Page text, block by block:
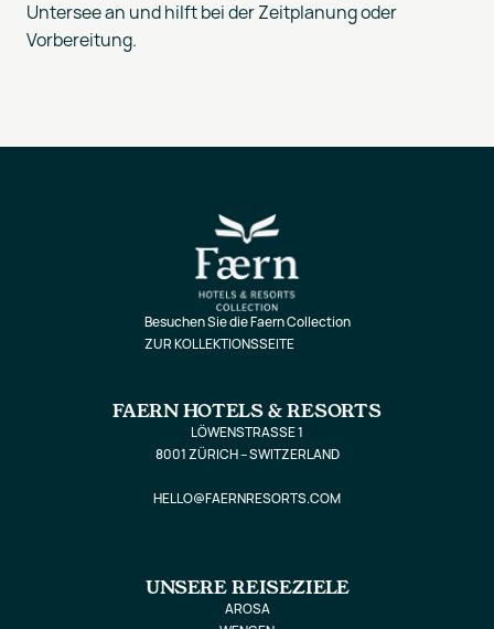
Untersee an und hilft bei der Zeitplanung oder
Vorbereitung.
Besuchen Sie die Faern Collection
ZUR KOLLEKTIONSSEITE
FAERN HOTELS & RESORTS
LÖWENSTRASSE 1
8001 ZÜRICH – SWITZERLAND
HELLO@FAERNRESORTS.COM
UNSERE REISEZIELE
AROSA